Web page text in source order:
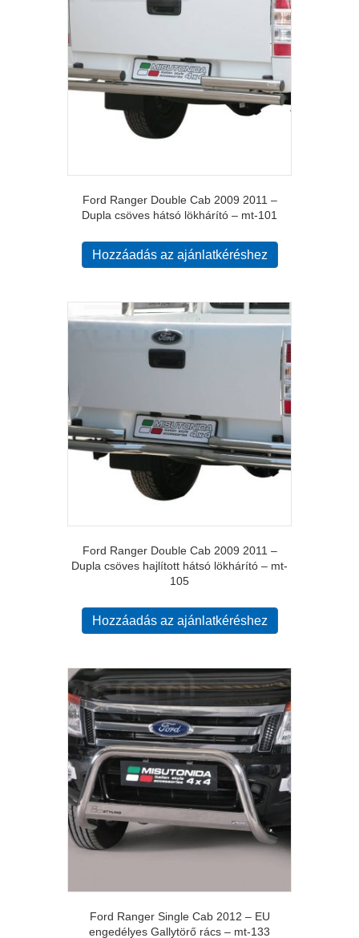
Ford Ranger Double Cab 2009 2011 –
Dupla csöves hátsó lökhárító – mt-101
Hozzáadás az ajánlatkéréshez
Ford Ranger Double Cab 2009 2011 –
Dupla csöves hajlított hátsó lökhárító – mt-
105
Hozzáadás az ajánlatkéréshez
Ford Ranger Single Cab 2012 – EU
engedélyes Gallytörő rács – mt-133